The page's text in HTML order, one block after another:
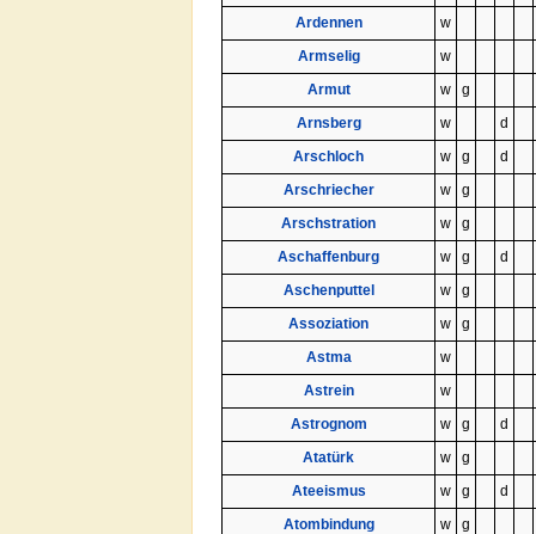
Ardennen
w
Armselig
w
Armut
w
g
Arnsberg
w
d
Arschloch
w g
d
Arschriecher
w
g
Arschstration
w
g
Aschaffenburg
w g
d
Aschenputtel
w
g
Assoziation
w
g
Astma
w
Astrein
w
Astrognom
w g
d
Atatürk
w
g
Ateeismus
w g
d
Atombindung
w g